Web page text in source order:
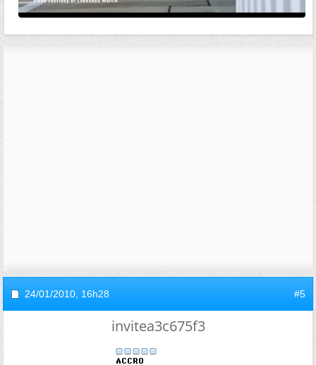
24/01/2010, 16h28 #5
invitea3c675f3